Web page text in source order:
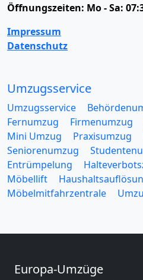
Öffnungszeiten: Mo - Sa:
Impressum
Datenschutz
Umzugsservice
Umzugsservice
Fernumzug
Firmenumzug
Mini Umzug
Praxisumzug
Seniorenumzug
Entrümpelung
Möbellift
Möbelmitfahrzentrale
Europa-Umzüge